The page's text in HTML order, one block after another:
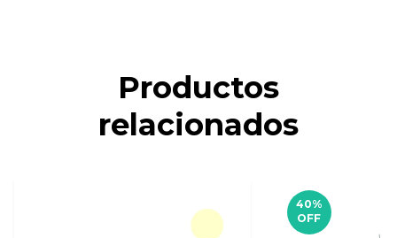
Productos
relacionados
40%
OFF